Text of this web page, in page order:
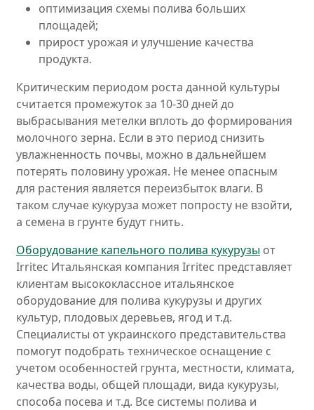
оптимизация схемы полива больших
площадей;
прирост урожая и улучшение качества
продукта.
Критическим периодом роста данной культуры
считается промежуток за 10-30 дней до
выбрасывания метелки вплоть до формирования
молочного зерна. Если в это период снизить
увлажненность почвы, можно в дальнейшем
потерять половину урожая. Не менее опасным
для растения является переизбыток влаги. В
таком случае кукуруза может попросту не взойти,
а семена в грунте будут гнить.
Оборудование капельного полива кукурузы от
Irritec Итальянская компания Irritec представляет
клиентам высококлассное итальянское
оборудование для полива кукурузы и других
культур, плодовых деревьев, ягод и т.д.
Специалисты от украинского представительства
помогут подобрать техническое оснащение с
учетом особенностей грунта, местности, климата,
качества воды, общей площади, вида кукурузы,
способа посева и т.д. Все системы полива и